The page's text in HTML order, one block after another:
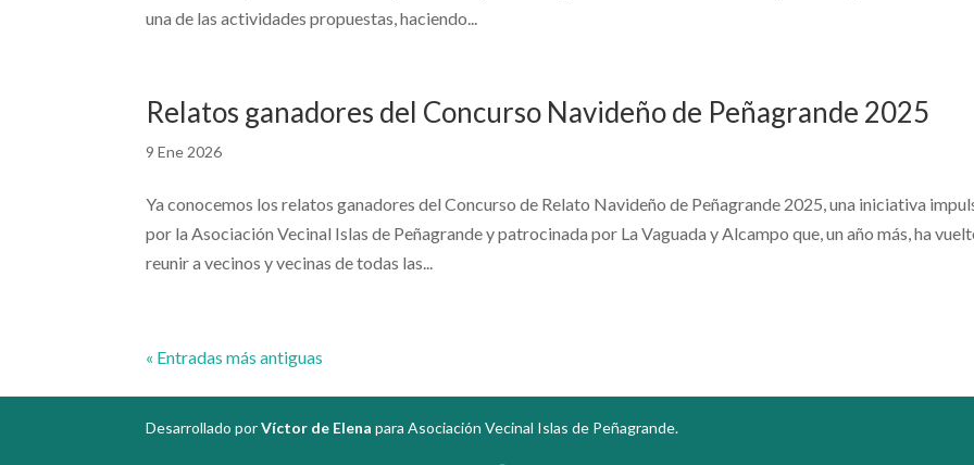
una de las actividades propuestas, haciendo...
Relatos ganadores del Concurso Navideño de Peñagrande 2025
9 Ene 2026
Ya conocemos los relatos ganadores del Concurso de Relato Navideño de Peñagrande 2025, una iniciativa
por la Asociación Vecinal Islas de Peñagrande y patrocinada por La Vaguada y Alcampo que, un año más, ha
reunir a vecinos y vecinas de todas las...
« Entradas más antiguas
Desarrollado porVíctor de Elena para Asociación Vecinal Islas de Peñagrande.